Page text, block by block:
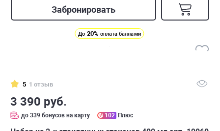
Забронировать
До 20% оплата баллами
5 1 отзыв
3 390 руб.
до 339 бонусов на карту 102 Плюс